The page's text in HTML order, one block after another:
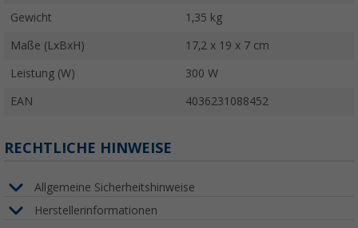
Gewicht 1,35 kg
Maße (LxBxH) 17,2 x 19 x 7 cm
Leistung (W) 300 W
EAN 4036231088452
RECHTLICHE HINWEISE
Allgemeine Sicherheitshinweise
Herstellerinformationen